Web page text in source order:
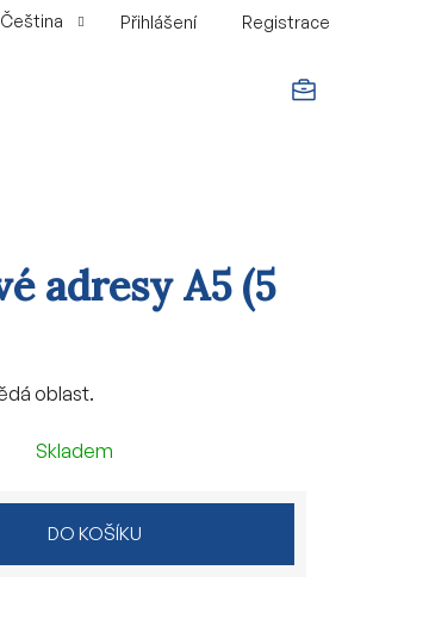
Čeština Přihlášení Registrace
adresy A5 (5
oblast.
Skladem
DO KOŠÍKU